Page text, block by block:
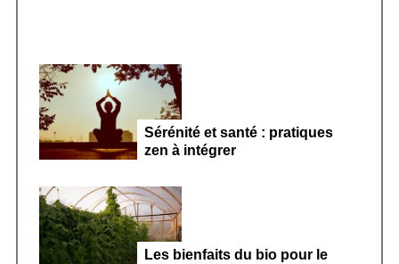
Sérénité et santé : pratiques
zen à intégrer
Les bienfaits du bio pour le